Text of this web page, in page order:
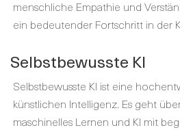
menschliche Empathie und
ein bedeutender Fortschritt in der
Selbstbewusste KI
Selbstbewusste KI ist eine
künstlichen Intelligenz. Es geht
maschinelles Lernen und KI mit